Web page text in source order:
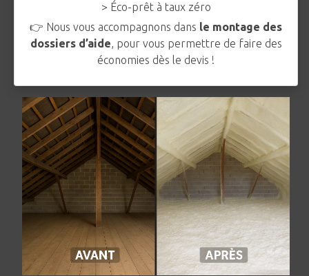
> Éco-prêt à taux zéro
👉 Nous vous accompagnons dans le montage des
dossiers d’aide, pour vous permettre de faire des
économies dès le devis !